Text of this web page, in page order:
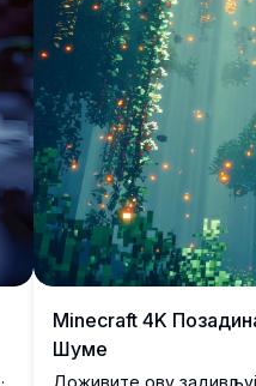
Minecraft 4K
Шуме
Доживите ову